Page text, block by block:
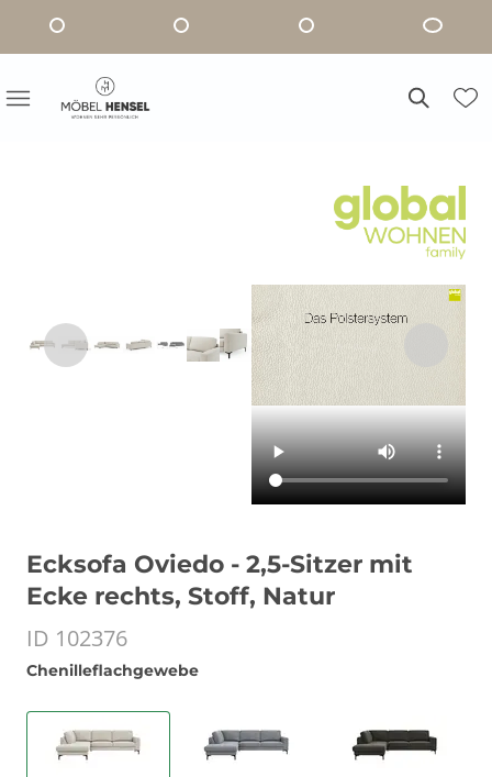
Ecksofa Oviedo - 2,5-Sitzer mit
Ecke rechts, Stoff, Natur
ID 102376
Chenilleflachgewebe